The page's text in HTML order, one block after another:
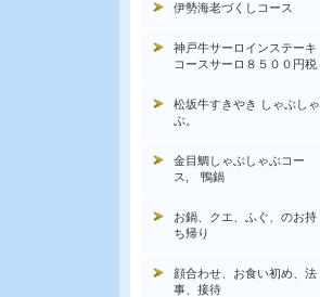
伊勢海老づくしコース
神戸牛サーロインステーキ
コースサーロ８５００円税
松坂牛すきやき しゃぶしゃ
ぶ。
金目鯛しゃぶしゃぶコー
ス, 鴨鍋
お鍋、クエ、ふぐ、のお持
ち帰り
顔合わせ、お食い初め、法
事、接待